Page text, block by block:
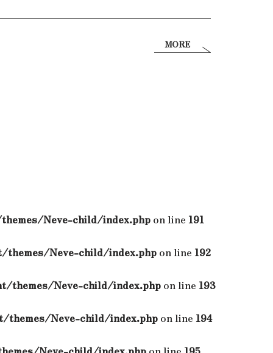
MORE
Neve-child/index.php on line 191
Neve-child/index.php on line 192
themes/Neve-child/index.php on line 193
Neve-child/index.php on line 194